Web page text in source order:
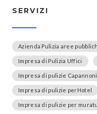
SERVIZI
Azienda Pulizia aree
Impresa di Pulizia Uffici
Impresa di pulizie Capannoni
Impresa di pulizie perHotel
Impresa di pulizie per